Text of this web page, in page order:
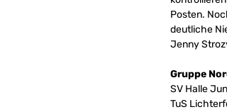
Posten.
deutliche
Jenny
Gruppe
SV Halle
TuS